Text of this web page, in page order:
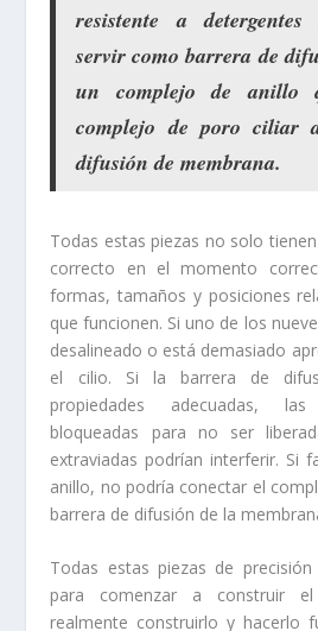
resistente a detergentes
servir como barrera de
un complejo de anillo
complejo de poro ciliar
difusión de membrana.
Todas estas piezas no solo
correcto en el momento
formas, tamaños y posiciones
que funcionen. Si uno de los
desalineado o está demasiado
el cilio. Si la barrera de
propiedades adecuadas,
bloqueadas para no ser
extraviadas podrían interferir. Si
anillo, no podría conectar el
barrera de difusión de la
Todas estas piezas de
para comenzar a construir
realmente construirlo y hacerlo